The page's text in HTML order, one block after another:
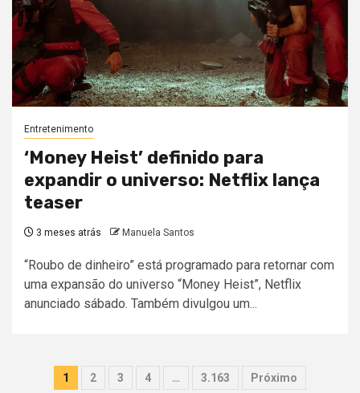
Entretenimento
‘Money Heist’ definido para
expandir o universo: Netflix lança
teaser
3 meses atrás Manuela Santos
“Roubo de dinheiro” está programado para retornar com
uma expansão do universo “Money Heist”, Netflix
anunciado sábado. Também divulgou um...
Paginação
1 2 3 4 … 3.163 Próximo